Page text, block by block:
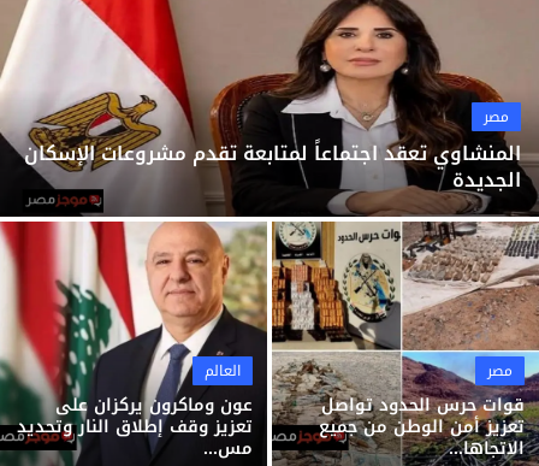
منوعات
مصر
المنشاوي تعقد اجتماعاً لمتابعة تقدم مشروعات الإسكان
الجديدة
مصر
قوات حرس الحدود تواصل
تعزيز أمن الوطن من جميع
الاتجاها...
العالم
عون وماكرون يركزان على
تعزيز وقف إطلاق النار وتحديد
مس...